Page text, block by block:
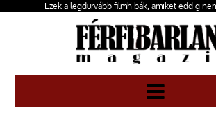
Ezek a legdurvább filmhibák, amiket eddig